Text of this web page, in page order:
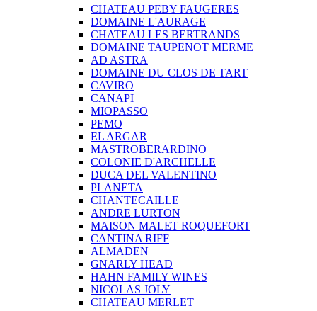
CHATEAU PEBY FAUGERES
DOMAINE L'AURAGE
CHATEAU LES BERTRANDS
DOMAINE TAUPENOT MERME
AD ASTRA
DOMAINE DU CLOS DE TART
CAVIRO
CANAPI
MIOPASSO
PEMO
EL ARGAR
MASTROBERARDINO
COLONIE D'ARCHELLE
DUCA DEL VALENTINO
PLANETA
CHANTECAILLE
ANDRE LURTON
MAISON MALET ROQUEFORT
CANTINA RIFF
ALMADEN
GNARLY HEAD
HAHN FAMILY WINES
NICOLAS JOLY
CHATEAU MERLET